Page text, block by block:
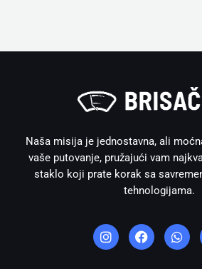
Naša misija je jednostavna, ali
vaše putovanje, pružajući vam
staklo koji prate korak sa
tehnologijama.
n
s
t
a
c
e
h
a
t